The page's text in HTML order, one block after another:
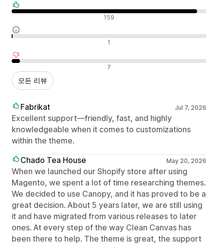
긍정적인 리뷰 159
중립적인 리뷰 1
부정적인 리뷰 7
모든 리뷰
Fabrikat Jul 7, 2026
Excellent support—friendly, fast, and highly
knowledgeable when it comes to customizations
within the theme.
Chado Tea House
May 20, 2026
When we launched our Shopify store after using
Magento, we spent a lot of time researching themes.
We decided to use Canopy, and it has proved to be a
great decision. About 5 years later, we are still using
it and have migrated from various releases to later
ones. At every step of the way Clean Canvas has
been there to help. The theme is great, the support